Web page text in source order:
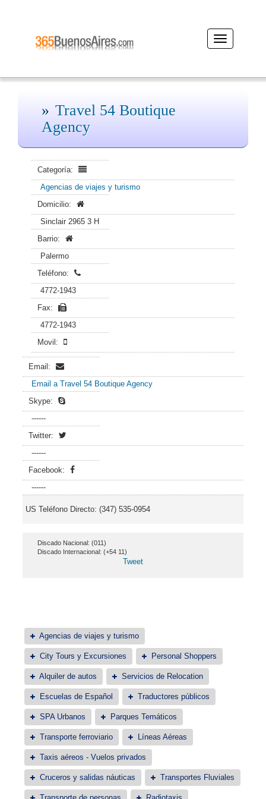
Desplegar
navegación
Travel 54 Boutique
Agency
Categoría:
Agencias de viajes y turismo
Domicilio:
Sinclair 2965 3 H
Barrio:
Palermo
Teléfono:
4772-1943
Fax:
4772-1943
Movil:
Email:
Email a Travel 54 Boutique Agency
Skype:
------
Twitter:
------
Facebook:
------
US Teléfono Directo: (347) 535-0954
Discado Nacional: (011)
Discado Internacional: (+54 11)
Tweet
Agencias de viajes y turismo
City Tours y Excursiones Personal Shoppers
Alquiler de autos Servicios de Relocation
Escuelas de Español Traductores públicos
SPA Urbanos Parques Temáticos
Transporte ferroviario Líneas Aéreas
Taxis aéreos - Vuelos privados
Cruceros y salidas náuticas Transportes Fluviales